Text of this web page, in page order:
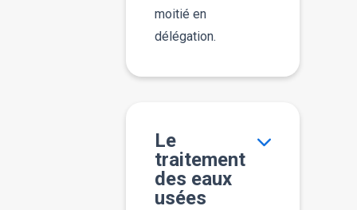
moitié en
délégation.
Le
traitement
des eaux
usées